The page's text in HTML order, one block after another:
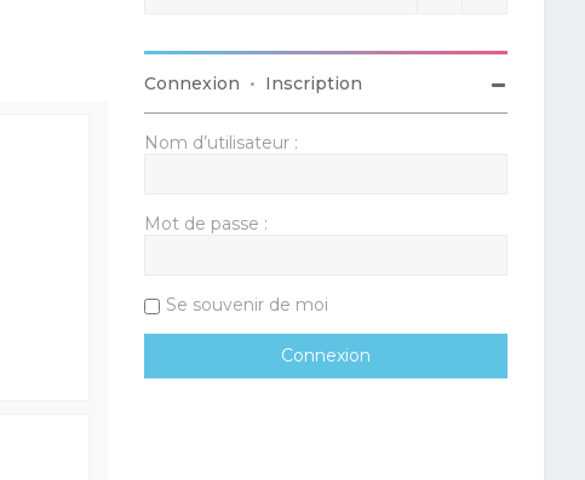
Connexion • Inscription
Nom d’utilisateur :
Mot de passe :
Se souvenir de moi